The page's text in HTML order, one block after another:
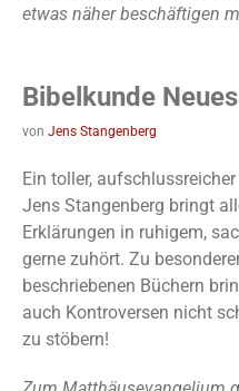
etwas näher beschäftigen
Bibelkunde
von Jens Stangenberg
Ein toller,
Jens Stangenberg bringt
Erklärungen in ruhigem,
gerne zuhört. Zu
beschriebenen Büchern
auch Kontroversen nicht
zu stöbern!